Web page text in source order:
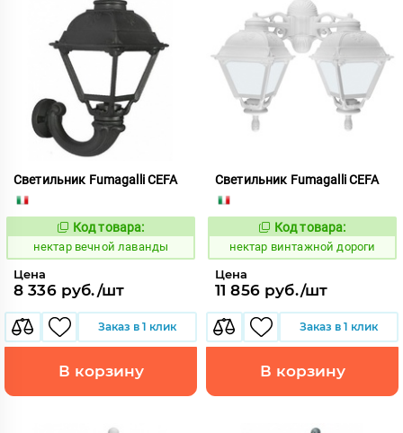
Светильник Fumagalli CEFA
Код:
1126666
Код товара:
нектар вечной лаванды
Цена
8 336 руб./шт
Заказ в 1 клик
В корзину
Светильник Fumagalli CEFA
Код:
1126897
Код товара:
нектар винтажной дороги
Цена
11 856 руб./шт
Заказ в 1 клик
В корзину